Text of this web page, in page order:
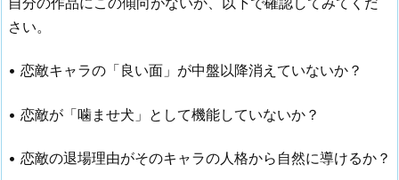
さい。
• 恋敵キャラの「良い面」が中盤以降消えていないか？
• 恋敵が「噛ませ犬」として機能していないか？
• 恋敵の退場理由がそのキャラの人格から自然に導けるか？